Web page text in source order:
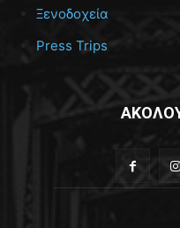
Ξενοδοχεία
Press Trips